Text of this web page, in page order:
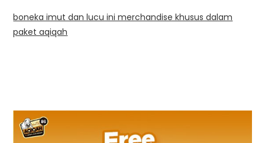
boneka imut dan lucu ini merchandise khusus dalam
paket aqiqah